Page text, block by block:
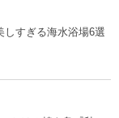
しすぎる海水浴場6選